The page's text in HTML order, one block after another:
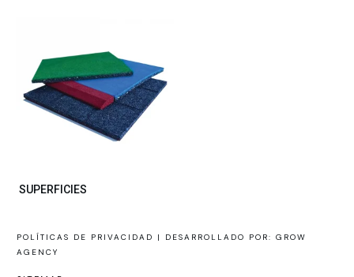
SUPERFICIES
POLÍTICAS DE PRIVACIDAD |
DESARROLLADO POR: GROW
AGENCY